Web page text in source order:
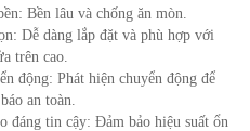
Bền lâu và chống ăn mòn.
Dễ dàng lắp đặt và phù hợp với
trên cao.
động: Phát hiện chuyển động để
an toàn.
đáng tin cậy: Đảm bảo hiệu suất ổn